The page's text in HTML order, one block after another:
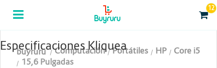
Categorias
12
Computación
Tablas Digitalizadoras
Especificaciones Kliquea
buyruru Computación Portátiles HP
Core i5
15,6 Pulgadas